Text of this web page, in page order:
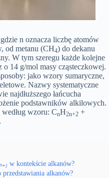
n oznacza liczbę atomów
od metanu (CH4) do dekanu
W tym szeregu każde kolejne
o 14 g/mol masy cząsteczkowej.
jako wzory sumaryczne,
Nazwy systematyczne
najdłuższego łańcucha
podstawników alkilowych.
według wzoru: CnH2n+2 +
w kontekście alkanów?
alkanów?